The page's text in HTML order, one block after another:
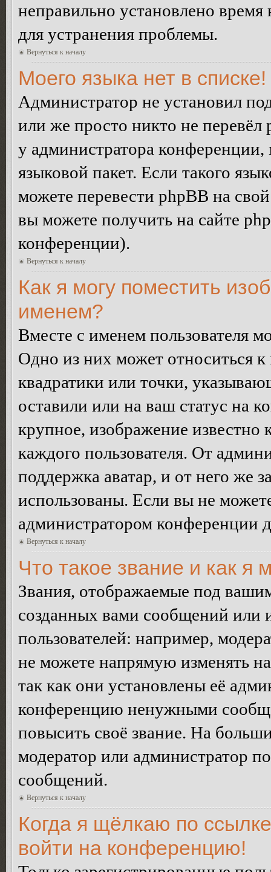
неправильно установлено
для устранения проблемы.
Вернуться к началу
Моего языка нет в списке!
Администратор не установил
или же просто никто не
у администратора
языковой пакет. Если такого
можете перевести phpBB на
вы можете получить на сайте
конференции).
Вернуться к началу
Как я могу поместить
именем?
Вместе с именем пользователя
Одно из них может относиться
квадратики или точки,
оставили или на ваш статус на
крупное, изображение известно
каждого пользователя. От
поддержка аватар, и от него же
использованы. Если вы не
администратором конференции
Вернуться к началу
Что такое звание и как я
Звания, отображаемые под
созданных вами сообщений
пользователей: например,
не можете напрямую изменять
так как они установлены её
конференцию ненужными
повысить своё звание. На
модератор или администратор
сообщений.
Вернуться к началу
Когда я щёлкаю по
войти на конференцию!